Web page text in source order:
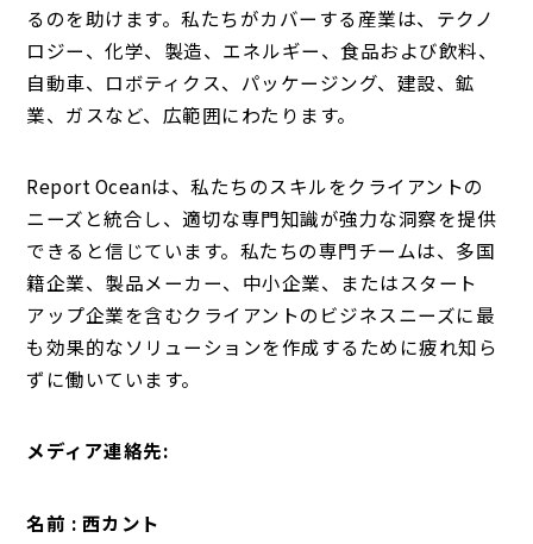
るのを助けます。私たちがカバーする産業は、テクノ
ロジー、化学、製造、エネルギー、食品および飲料、
自動車、ロボティクス、パッケージング、建設、鉱
業、ガスなど、広範囲にわたります。
Report Oceanは、私たちのスキルをクライアントの
ニーズと統合し、適切な専門知識が強力な洞察を提供
できると信じています。私たちの専門チームは、多国
籍企業、製品メーカー、中小企業、またはスタート
アップ企業を含むクライアントのビジネスニーズに最
も効果的なソリューションを作成するために疲れ知ら
ずに働いています。
メディア連絡先:
名前 : 西カント